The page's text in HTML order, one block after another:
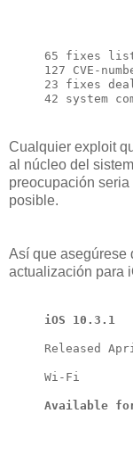
65 fixes
127 CVE-
23 fixes
42 system
Cualquier exploit
al núcleo del
preocupación
posible.
Así que asegúrese
actualización para
iOS 10.3.1
Released
Wi-Fi
Available